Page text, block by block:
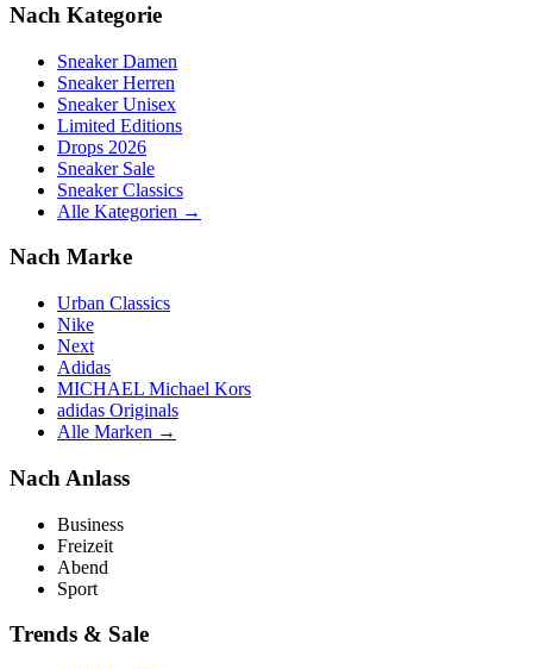
Nach Kategorie
Sneaker Damen
Sneaker Herren
Sneaker Unisex
Limited Editions
Drops 2026
Sneaker Sale
Sneaker Classics
Alle Kategorien →
Nach Marke
Urban Classics
Nike
Next
Adidas
MICHAEL Michael Kors
adidas Originals
Alle Marken →
Nach Anlass
Business
Freizeit
Abend
Sport
Trends & Sale